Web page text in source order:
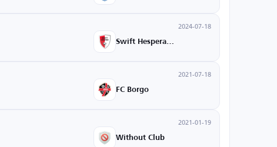
2024-07-18
2021-07-18
FC Borgo
2021-01-19
Without Club